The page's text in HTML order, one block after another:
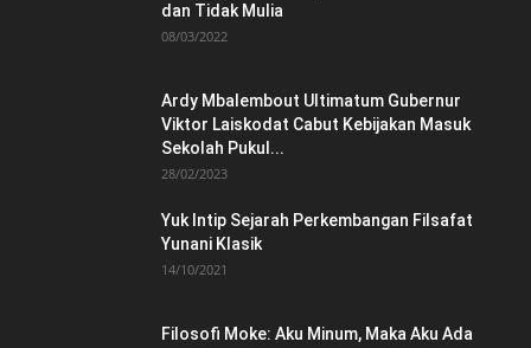
dan Tidak Mulia
08/03/2022
Ardy Mbalembout Ultimatum Gubernur
Viktor Laiskodat Cabut Kebijakan Masuk
Sekolah Pukul...
28/02/2023
Yuk Intip Sejarah Perkembangan Filsafat
Yunani Klasik
14/10/2021
Filosofi Moke: Aku Minum, Maka Aku Ada